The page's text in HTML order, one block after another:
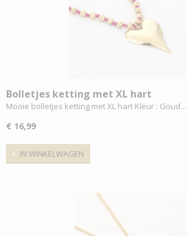
Bolletjes ketting met XL hart
Mooie bolletjes ketting met XL hart Kleur : Goud…
€ 16,99
IN WINKELWAGEN